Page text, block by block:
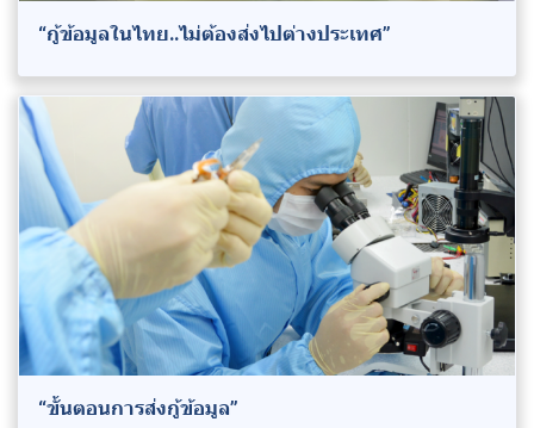
“กู้ข้อมูลในไทย..ไม่ต้องส่งไปต่างประเทศ”
“ขั้นตอนการส่งกู้ข้อมูล”